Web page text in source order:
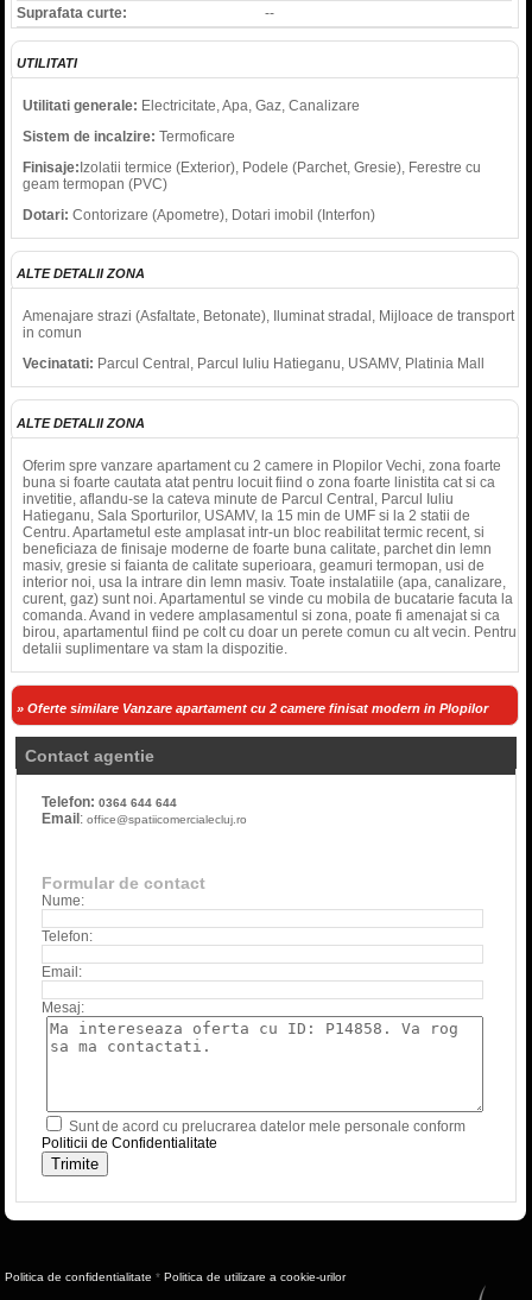
Suprafata curte:
--
UTILITATI
Utilitati generale: Electricitate, Apa, Gaz, Canalizare
Sistem de incalzire: Termoficare
Finisaje: Izolatii termice (Exterior), Podele (Parchet, Gresie), Ferestre cu
geam termopan (PVC)
Dotari: Contorizare (Apometre), Dotari imobil (Interfon)
ALTE DETALII ZONA
Amenajare strazi (Asfaltate, Betonate), Iluminat stradal, Mijloace de transport
in comun
Vecinatati: Parcul Central, Parcul Iuliu Hatieganu, USAMV, Platinia Mall
ALTE DETALII ZONA
Oferim spre vanzare apartament cu 2 camere in Plopilor Vechi, zona foarte
buna si foarte cautata atat pentru locuit fiind o zona foarte linistita cat si ca
invetitie, aflandu-se la cateva minute de Parcul Central, Parcul Iuliu
Hatieganu, Sala Sporturilor, USAMV, la 15 min de UMF si la 2 statii de
Centru. Apartametul este amplasat intr-un bloc reabilitat termic recent, si
beneficiaza de finisaje moderne de foarte buna calitate, parchet din lemn
masiv, gresie si faianta de calitate superioara, geamuri termopan, usi de
interior noi, usa la intrare din lemn masiv. Toate instalatiile (apa, canalizare,
curent, gaz) sunt noi. Apartamentul se vinde cu mobila de bucatarie facuta la
comanda. Avand in vedere amplasamentul si zona, poate fi amenajat si ca
birou, apartamentul fiind pe colt cu doar un perete comun cu alt vecin. Pentru
detalii suplimentare va stam la dispozitie.
» Oferte similare Vanzare apartament cu 2 camere finisat modern in Plopilor
Contact agentie
Telefon:0364 644 644
Email :office@spatiicomercialecluj.ro
Formular de contact
Nume:
Telefon:
Email:
Mesaj:
Sunt de acord cu prelucrarea datelor mele personale conform
Politicii de Confidentialitate
Politica de confidentialitate *Politica de utilizare a cookie-urilor